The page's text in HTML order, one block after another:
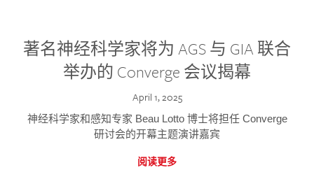
著名神经科学家将为 AGS 与 GIA 联合
举办的 Converge 会议揭幕
April 1, 2025
神经科学家和感知专家 Beau Lotto 博士将担任 Converge
研讨会的开幕主题演讲嘉宾
阅读更多